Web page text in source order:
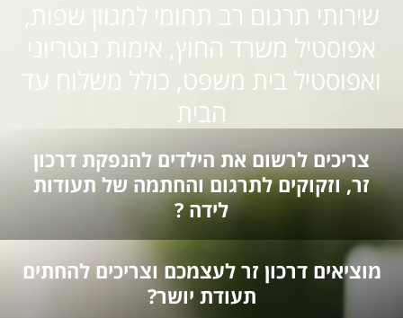
שירותי תרגום רב תחומי למגוון שפות,
אפוסטיל משרד החוץ, אימות נוטריוני
ואפוסטיל בית משפט, כולל משלוח עד
הבית
צריכים לרשום את הילדים להנפקת דרכון
זר, וזקוקים לתרגום והחתמה של תעודות
לידה ?
מוציאים דרכון זר לעצמכם וצריכים להחתים
תעודת יושר?